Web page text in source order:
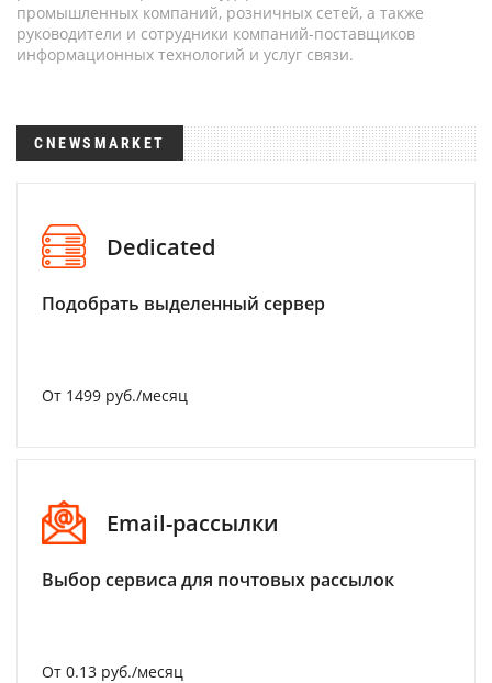
промышленных компаний, розничных сетей, а также
руководители и сотрудники компаний-поставщиков
информационных технологий и услуг связи.
CNEWSMARKET
Dedicated
Подобрать выделенный сервер
От 1499 руб./месяц
Email-рассылки
Выбор сервиса для почтовых рассылок
От 0.13 руб./месяц